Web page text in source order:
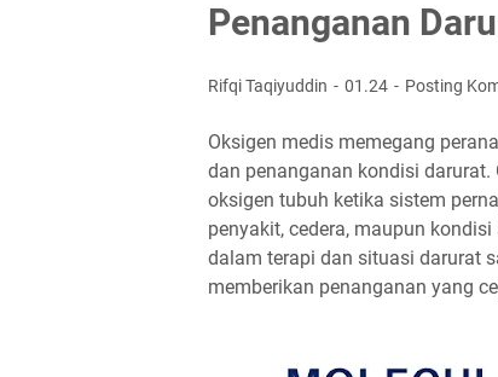
Penanganan
Rifqi Taqiyuddin 01.24 Posting
Oksigen medis memegang
dan penanganan kondisi
oksigen tubuh ketika sistem
penyakit, cedera, maupun
dalam terapi dan situasi darurat
memberikan penanganan yang